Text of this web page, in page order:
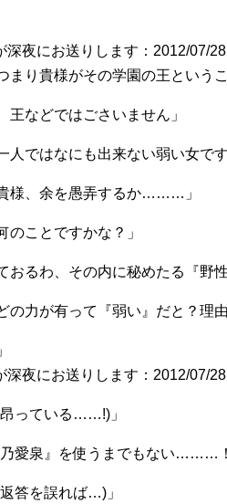
深夜にお送りします：2012/07/
まり貴様がその学園の王とい
王などではごさいません」
ではなにも出来ない弱い女です
、余を愚弄するか………」
ことですかな？」
おるわ、その内に秘めたる『野性
の力が有って『弱い』だと？理
深夜にお送りします：2012/07/
っている……!)」
愛泉』を使うまでもない………
答を誤れば…)」